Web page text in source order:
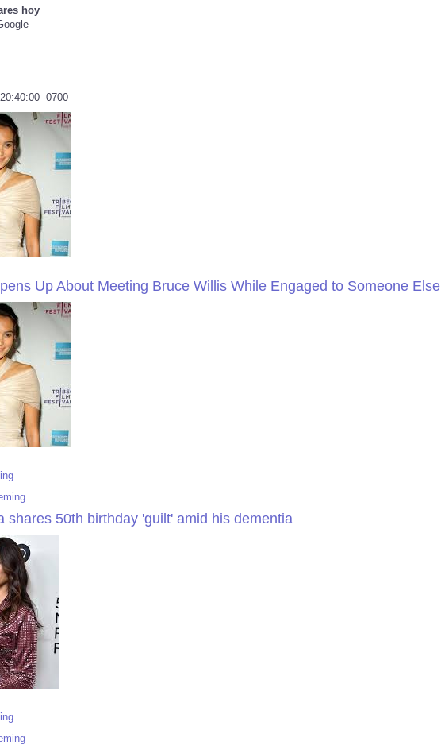
hoy
-0700
Up About Meeting Bruce Willis While Engaged to Someone Else
shares 50th birthday 'guilt' amid his dementia